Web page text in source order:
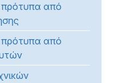
πρότυπα από
πρότυπα από